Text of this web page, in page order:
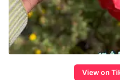
هذا التأثير هو تجهيز
من معدل استعادة القدرة
View on